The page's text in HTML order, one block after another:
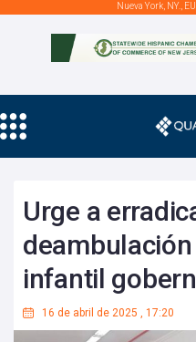
Nueva York, NY.,
Urge a
infantil
16 de abril de 2025 , 17:20